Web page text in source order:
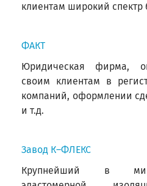
клиентам широкий спектр
ФАКТ
Юридическая фирма,
своим клиентам в
компаний, оформлении
и т.д.
Завод К–ФЛЕКС
Крупнейший в